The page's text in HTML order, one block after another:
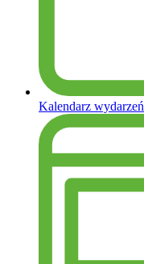
Kalendarz wydarzeń